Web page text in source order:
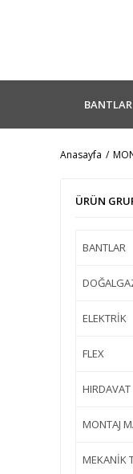
BANTLAR
Anasayfa
ÜRÜN
BANTLAR
ELEKTRİK
FLEX
HIRDAVAT
MONTAJ
MEKANİK